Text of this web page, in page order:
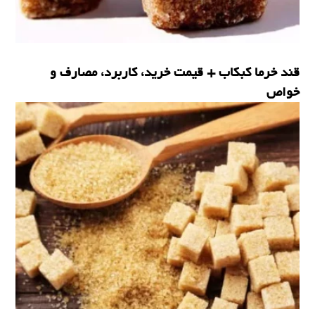
قند خرما کبکاب + قیمت خرید، کاربرد، مصارف و
خواص